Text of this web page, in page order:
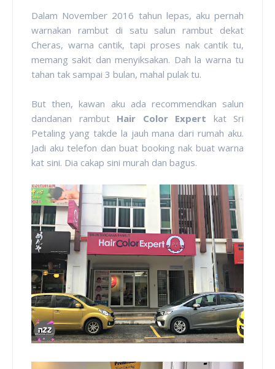
Dalam November 2016 tahun lepas, aku pernah
warnakan rambut di satu salun rambut dekat
Cheras, warna cantik, tapi proses nak cantik tu,
memang sakit dan menyiksakan. Dah la warna tu
tahan tak sampai 3 bulan, mahal pulak tu.
But then, kawan aku ada recommendkan salun
dandanan rambut Hair Color Expert kat Sri
Petaling yang takde la jauh mana dari rumah aku.
Jadi aku telefon dan buat booking nak buat warna
kat sini. Dia cakap sini murah dan bagus.